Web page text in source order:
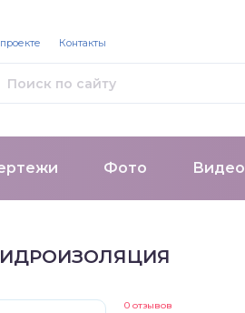
Фото Видео
Контакты
0 отзывов